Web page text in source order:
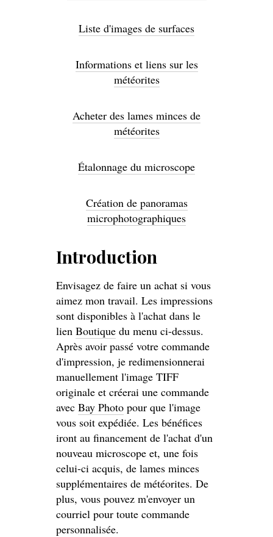
Liste d'images de surfaces
Informations et liens sur les
météorites
Acheter des lames minces de
météorites
Étalonnage du microscope
Création de panoramas
microphotographiques
Introduction
Envisagez de faire un achat si vous
aimez mon travail. Les impressions
sont disponibles à l'achat dans le
lien Boutique du menu ci-dessus.
Après avoir passé votre commande
d'impression, je redimensionnerai
manuellement l'image TIFF
originale et créerai une commande
avec Bay Photo pour que l'image
vous soit expédiée. Les bénéfices
iront au financement de l'achat d'un
nouveau microscope et, une fois
celui-ci acquis, de lames minces
supplémentaires de météorites. De
plus, vous pouvez m'envoyer un
courriel pour toute commande
personnalisée.